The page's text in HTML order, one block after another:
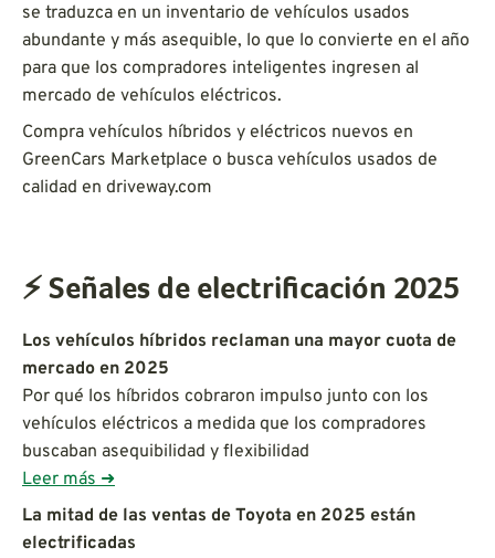
se traduzca en un inventario de vehículos usados
abundante y más asequible, lo que lo convierte en el año
para que los compradores inteligentes ingresen al
mercado de vehículos eléctricos.
Compra vehículos híbridos y eléctricos nuevos en
GreenCars Marketplace o busca vehículos usados de
calidad en driveway.com
⚡ Señales de electrificación 2025
Los vehículos híbridos reclaman una mayor cuota de
mercado en 2025
Por qué los híbridos cobraron impulso junto con los
vehículos eléctricos a medida que los compradores
buscaban asequibilidad y flexibilidad
Leer más ➜
La mitad de las ventas de Toyota en 2025 están
electrificadas